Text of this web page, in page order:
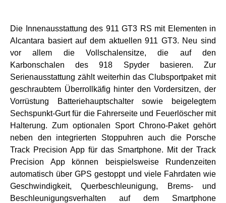
Die Innenausstattung des 911 GT3 RS mit Elementen in
Alcantara basiert auf dem aktuellen 911 GT3. Neu sind
vor allem die Vollschalensitze, die auf den
Karbonschalen des 918 Spyder basieren. Zur
Serienausstattung zählt weiterhin das Clubsportpaket mit
geschraubtem Überrollkäfig hinter den Vordersitzen, der
Vorrüstung Batteriehauptschalter sowie beigelegtem
Sechspunkt-Gurt für die Fahrerseite und Feuerlöscher mit
Halterung. Zum optionalen Sport Chrono-Paket gehört
neben den integrierten Stoppuhren auch die Porsche
Track Precision App für das Smartphone. Mit der Track
Precision App können beispielsweise Rundenzeiten
automatisch über GPS gestoppt und viele Fahrdaten wie
Geschwindigkeit, Querbeschleunigung, Brems- und
Beschleunigungsverhalten auf dem Smartphone